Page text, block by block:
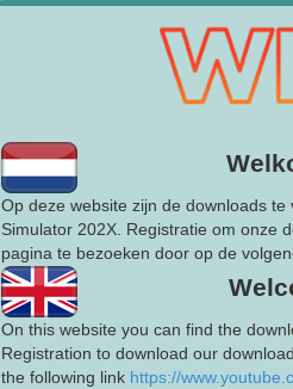
Op deze website zijn de downloads
Simulator 202X. Registratie om onze
pagina te bezoeken door op de
On this website you can find the
Registration to download our
the following link https://